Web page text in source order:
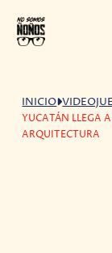
INICIO
YUCATÁN LLEGA
ARQUITECTURA